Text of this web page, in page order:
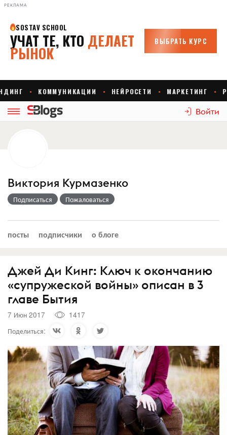
РЕКЛАМА
Войти
Виктория Курмазенко
Подписаться Пожаловаться
посты подписчики о блоге
Джей Ди Кинг: Ключ к окончанию
«супружеской войны» описан в 3
главе Бытия
7 Июн 2017
1417
Поделиться: